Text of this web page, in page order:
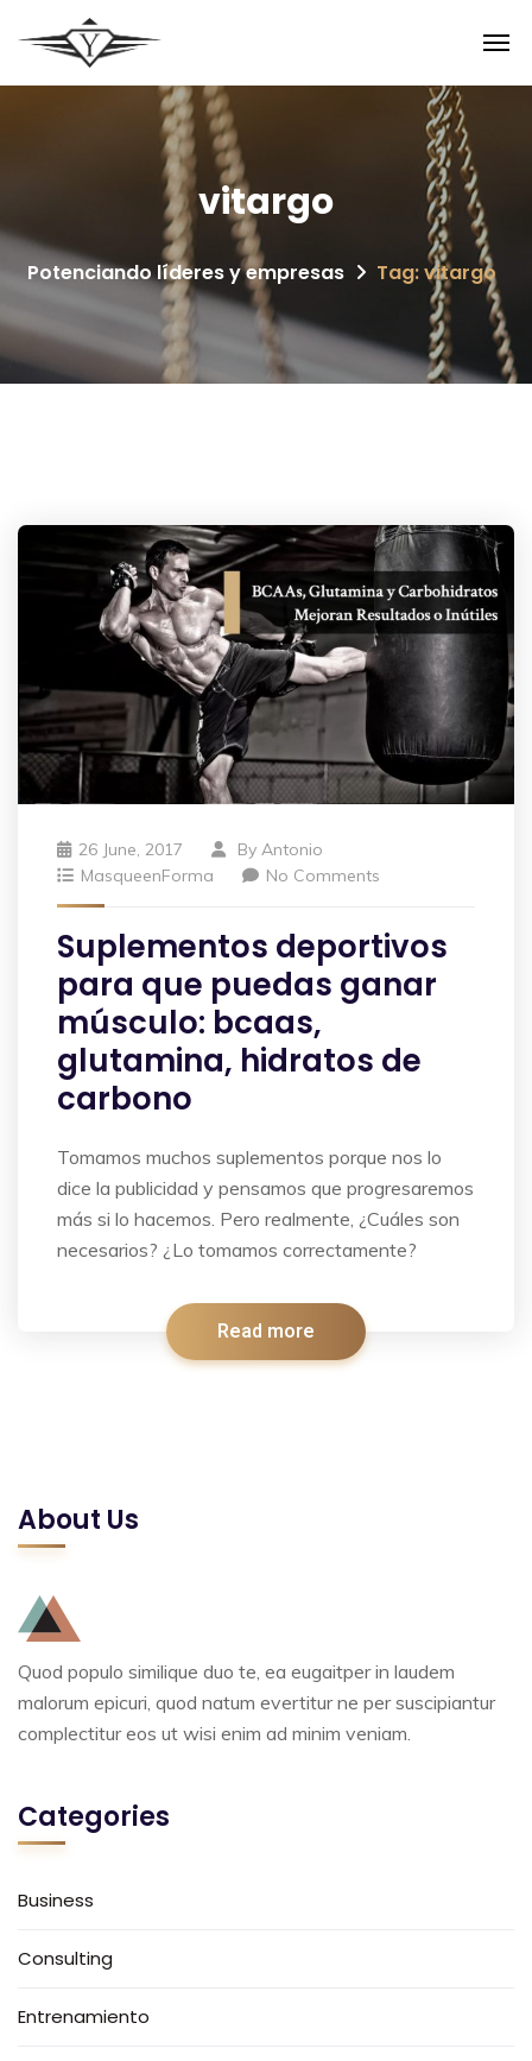
vitargo
Potenciando líderes y empresas Tag: vitargo
26 June, 2017 By Antonio
MasqueenForma
No Comments
Suplementos deportivos
para que puedas ganar
músculo: bcaas,
glutamina, hidratos de
carbono
Tomamos muchos suplementos porque nos lo
dice la publicidad y pensamos que progresaremos
más si lo hacemos. Pero realmente, ¿Cuáles son
necesarios? ¿Lo tomamos correctamente?
Read more
About Us
Quod populo similique duo te, ea eugaitper in laudem
malorum epicuri, quod natum evertitur ne per suscipiantur
complectitur eos ut wisi enim ad minim veniam.
Categories
Business
Consulting
Entrenamiento